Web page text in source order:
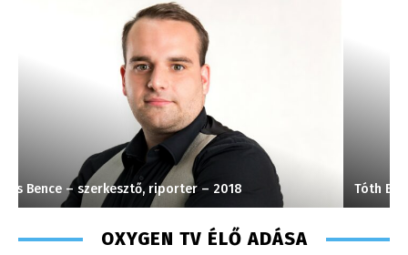
Tóth Bálint – operatőr-vágó
OXYGEN TV ÉLŐ ADÁSA